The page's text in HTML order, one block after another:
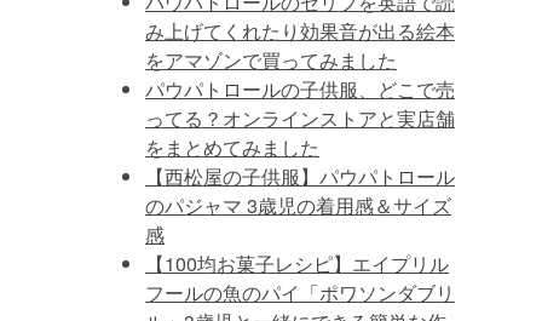
み上げてくれたり効果音が出る絵本
をアマゾンで買ってみました
パウパトロールの子供服、どこで売
ってる？オンラインストアと実店舗
をまとめてみました
【西松屋の子供服】パウパトロール
のパジャマ 3歳児の着用感＆サイズ
感
【100均お菓子レシピ】エイプリル
フールの魚のパイ「ポワソンダブリ